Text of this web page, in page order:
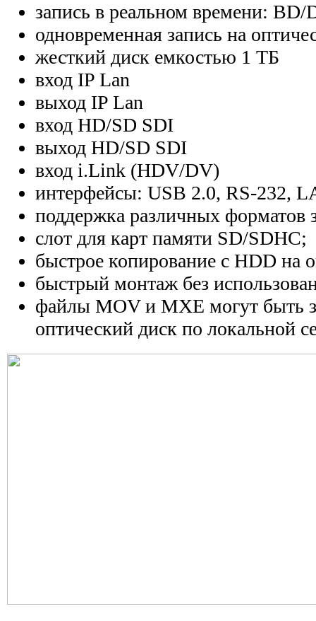
запись в реальном времени:
одновременная запись на
жесткий диск емкостью 1 ТБ
вход IP Lan
выход IP Lan
вход HD/SD SDI
выход HD/SD SDI
вход i.Link (HDV/DV)
интерфейсы: USB 2.0, RS-232,
поддержка различных форматов
слот для карт памяти SD/SDHC;
быстрое копирование с HDD на
быстрый монтаж без
файлы MOV и MXE могут быть
оптический диск по локальной